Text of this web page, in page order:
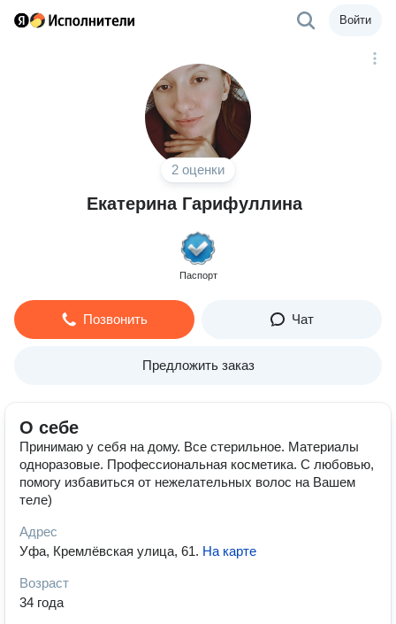
Войти
2 оценки
Екатерина Гарифуллина
Паспорт
Позвонить Чат
Предложить заказ
О себе
Принимаю у себя на дому. Все стерильное. Материалы
одноразовые. Профессиональная косметика. С любовью,
помогу избавиться от нежелательных волос на Вашем
теле)
Адрес
Уфа, Кремлёвская улица, 61. На карте
Возраст
34 года